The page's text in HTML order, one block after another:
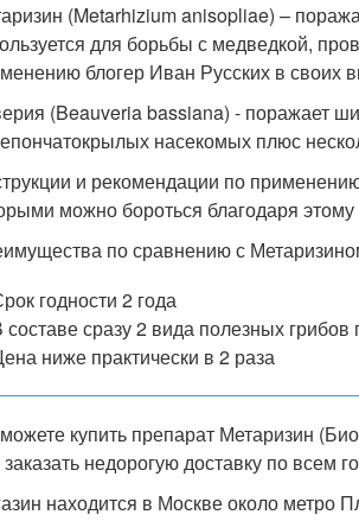
(Metarhizium anisopliae) –
для борьбы с медведкой,
блогер Иван Русских в своих
(Beauveria bassiana) - поражает
насекомых плюс
и рекомендации по
можно бороться благодаря
по сравнению с
годности 2 года
составе сразу 2 вида полезных грибов
ниже практически в 2 раза
купить препарат Метаризин
недорогую доставку по всем
находится в Москве около метро